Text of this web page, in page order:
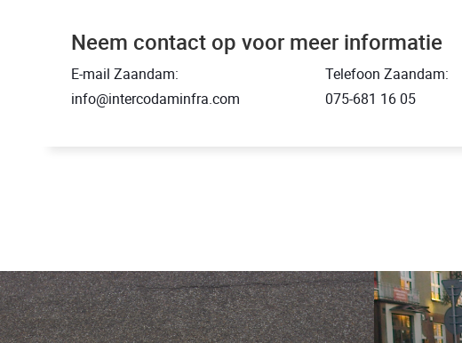
Neem contact op voor meer informatie
E-mail Zaandam:
info@intercodaminfra.com
Telefoon Zaandam:
075-681 16 05